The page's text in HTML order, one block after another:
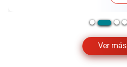
Ver más